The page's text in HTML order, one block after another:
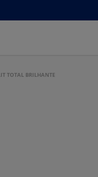
TOTAL BRILHANTE